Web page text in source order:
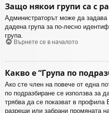
Защо някои групи са с
Администраторът може да задава
дадена група за по-лесно
група.
Върнете се в началото
Какво е “Група по
Ако сте член на повече от една
по подразбиране се използва за
трябва да се показват в
разреши или забрани промяната